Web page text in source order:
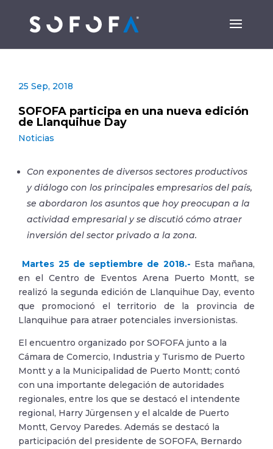
25 Sep, 2018
SOFOFA participa en una nueva edición
de Llanquihue Day
Noticias
Con exponentes de diversos sectores productivos
y diálogo con los principales empresarios del país,
se abordaron los asuntos que hoy preocupan a la
actividad empresarial y se discutió cómo atraer
inversión del sector privado a la zona.
Martes 25 de septiembre de 2018.- Esta mañana,
en el Centro de Eventos Arena Puerto Montt, se
realizó la segunda edición de Llanquihue Day, evento
que promocionó el territorio de la provincia de
Llanquihue para atraer potenciales inversionistas.
El encuentro organizado por SOFOFA junto a la
Cámara de Comercio, Industria y Turismo de Puerto
Montt y a la Municipalidad de Puerto Montt; contó
con una importante delegación de autoridades
regionales, entre los que se destacó el intendente
regional, Harry Jürgensen y el alcalde de Puerto
Montt, Gervoy Paredes. Además se destacó la
participación del presidente de SOFOFA, Bernardo